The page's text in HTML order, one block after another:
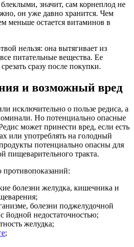
значит, сам корнеплод не
он уже давно хранится. Чем
меньше остается витаминов в
нельзя: она вытягивает из
питательные вещества. Ее
сразу после покупки.
и возможный вред
исключительно о пользе редиса, а
Но потенциально опасные
может принести вред, если есть
или употреблять на голодный
потенциально опасны для
пищеварительного тракта.
противопоказаний:
болезни желудка, кишечника и
болезни поджелудочной
йодной недостаточностью;
желудка;
;